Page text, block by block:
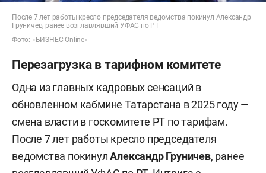
После 7 лет работы кресло председателя ведомства покинул Александр
Груничев, ранее возглавлявший УФАС по РТ
Фото: «БИЗНЕС Online»
Перезагрузка в тарифном комитете
Одна из главных кадровых сенсаций в
обновленном кабмине Татарстана в 2025 году —
смена власти в госкомитете РТ по тарифам.
После 7 лет работы кресло председателя
ведомства покинулАлександр Груничев, ранее